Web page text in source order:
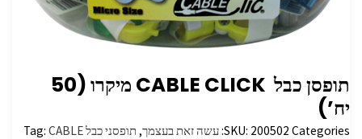
תופסן כבל ‏ ‏CABLE CLICK מיקרו ‏(50
יח’)
SKU: 200502 Categories: עשה זאת בעצמך, תופסני כבל Tag: CABLE